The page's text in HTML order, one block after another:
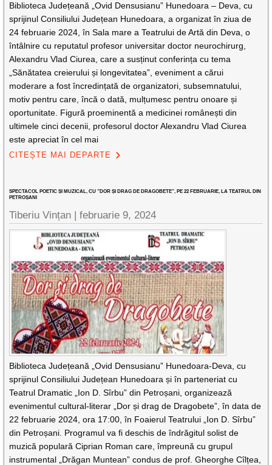
Biblioteca Județeană „Ovid Densusianu” Hunedoara – Deva, cu
sprijinul Consiliului Județean Hunedoara, a organizat în ziua de
24 februarie 2024, în Sala mare a Teatrului de Artă din Deva, o
întâlnire cu reputatul profesor universitar doctor neurochirurg,
Alexandru Vlad Ciurea, care a susținut conferința cu tema
„Sănătatea creierului și longevitatea”, eveniment a cărui
moderare a fost încredințată de organizatori, subsemnatului,
motiv pentru care, încă o dată, mulțumesc pentru onoare și
oportunitate. Figură proeminentă a medicinei românești din
ultimele cinci decenii, profesorul doctor Alexandru Vlad Ciurea
este apreciat în cel mai
CITEȘTE MAI DEPARTE
SPECTACOL POETIC ȘI MUZICAL, CU ”DOR ȘI DRAG DE DRAGOBETE”, PE 22 FEBRUARIE, LA TEATRUL DIN
PETROȘANI
Tiberiu Vințan |februarie 9, 2024
Biblioteca Județeană „Ovid Densusianu” Hunedoara-Deva, cu
sprijinul Consiliului Județean Hunedoara și în parteneriat cu
Teatrul Dramatic „Ion D. Sîrbu” din Petroșani, organizează
evenimentul cultural-literar „Dor și drag de Dragobete”, în data de
22 februarie 2024, ora 17:00, în Foaierul Teatrului „Ion D. Sîrbu”
din Petroșani. Programul va fi deschis de îndrăgitul solist de
muzică populară Ciprian Roman care, împreună cu grupul
instrumental „Drăgan Muntean” condus de prof. Gheorghe Cîlțea,